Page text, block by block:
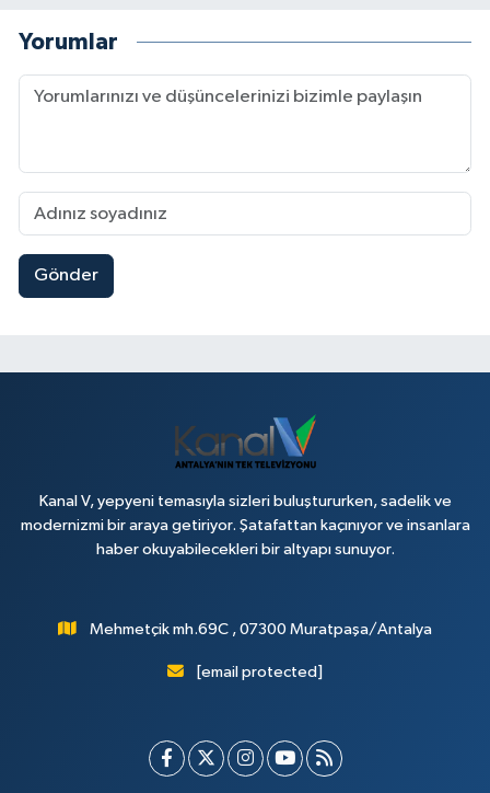
Yorumlar
Gönder
Kanal V, yepyeni temasıyla sizleri buluştururken, sadelik ve
modernizmi bir araya getiriyor. Şatafattan kaçınıyor ve insanlara
haber okuyabilecekleri bir altyapı sunuyor.
Mehmetçik mh.69C , 07300 Muratpaşa/Antalya
[email protected]